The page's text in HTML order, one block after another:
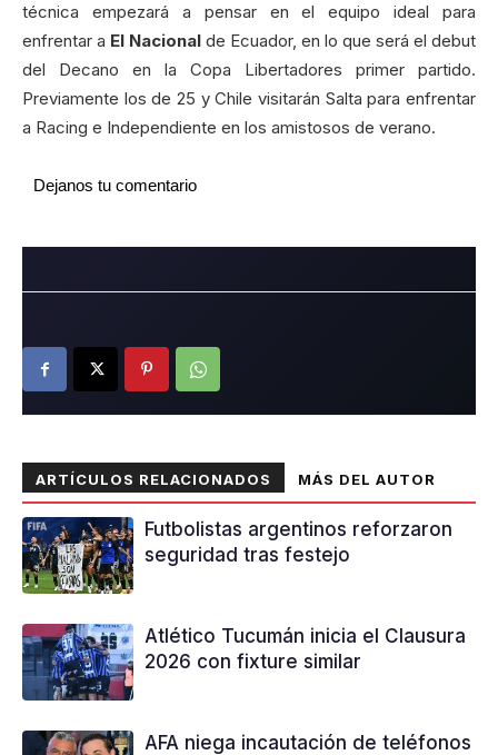
técnica empezará a pensar en el equipo ideal para
enfrentar a El Nacional de Ecuador, en lo que será el debut
del Decano en la Copa Libertadores primer partido.
Previamente los de 25 y Chile visitarán Salta para enfrentar
a Racing e Independiente en los amistosos de verano.
Dejanos tu comentario
ARTÍCULOS RELACIONADOS MÁS DEL AUTOR
Futbolistas argentinos reforzaron
seguridad tras festejo
Atlético Tucumán inicia el Clausura
2026 con fixture similar
AFA niega incautación de teléfonos